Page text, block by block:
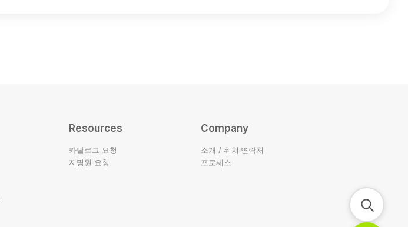
Resources
카탈로그 요청
지명원 요청
Company
소개 / 위치·연락처
프로세스